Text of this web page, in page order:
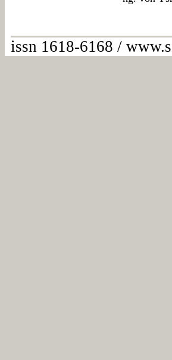
issn 1618-6168 /